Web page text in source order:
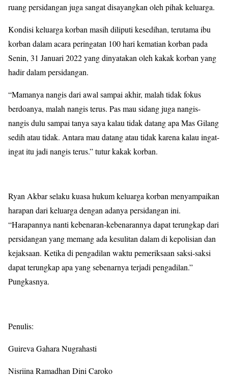
ruang persidangan juga sangat disayangkan oleh pihak keluarga.
Kondisi keluarga korban masih diliputi kesedihan, terutama ibu
korban dalam acara peringatan 100 hari kematian korban pada
Senin, 31 Januari 2022 yang dinyatakan oleh kakak korban yang
hadir dalam persidangan.
“Mamanya nangis dari awal sampai akhir, malah tidak fokus
berdoanya, malah nangis terus. Pas mau sidang juga nangis-
nangis dulu sampai tanya saya kalau tidak datang apa Mas Gilang
sedih atau tidak. Antara mau datang atau tidak karena kalau ingat-
ingat itu jadi nangis terus.” tutur kakak korban.
Ryan Akbar selaku kuasa hukum keluarga korban menyampaikan
harapan dari keluarga dengan adanya persidangan ini.
“Harapannya nanti kebenaran-kebenarannya dapat terungkap dari
persidangan yang memang ada kesulitan dalam di kepolisian dan
kejaksaan. Ketika di pengadilan waktu pemeriksaan saksi-saksi
dapat terungkap apa yang sebenarnya terjadi pengadilan.”
Pungkasnya.
Penulis:
Guireva Gahara Nugrahasti
Nisriina Ramadhan Dini Caroko